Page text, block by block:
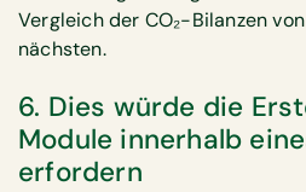
Vergleich der CO₂-Bilanzen
nächsten.
6. Dies würde die
Module innerhalb
erfordern